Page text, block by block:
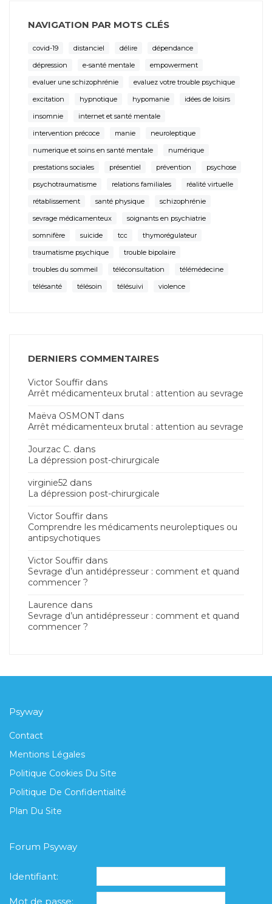
NAVIGATION PAR MOTS CLÉS
covid-19 distanciel délire
dépendance
dépression
e-santé mentale
empowerment
evaluer une schizophrénie
evaluez votre trouble psychique
excitation
hypnotique hypomanie
idées de loisirs
insomnie
internet et santé mentale
intervention précoce
manie
neuroleptique
numerique et soins en santé mentale
numérique
prestations sociales
présentiel prévention
psychose
psychotraumatisme
relations familiales
réalité virtuelle
rétablissement
santé physique
schizophrénie
sevrage médicamenteux
soignants en psychiatrie
somnifère
suicide tcc
thymorégulateur
traumatisme psychique
trouble bipolaire
troubles du sommeil
téléconsultation
télémédecine
télésanté
télésoin télésuivi violence
DERNIERS COMMENTAIRES
Victor Souffir dans
Arrêt médicamenteux brutal : attention au sevrage
Maëva OSMONTdans
Arrêt médicamenteux brutal : attention au sevrage
Jourzac C. dans
La dépression post-chirurgicale
virginie52 dans
La dépression post-chirurgicale
Victor Souffir dans
Comprendre les médicaments neuroleptiques ou
antipsychotiques
Victor Souffir dans
Sevrage d’un antidépresseur : comment et quand
commencer ?
Laurence dans
Sevrage d’un antidépresseur : comment et quand
commencer ?
Psyway
Contact
Mentions Légales
Politique Cookies Du Site
Politique De Confidentialité
Plan Du Site
Forum Psyway
Identifiant:
Mot de passe: